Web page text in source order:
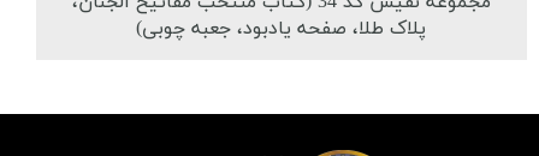
پلاک طلا، صفحه یادبود، جعبه چوبی)